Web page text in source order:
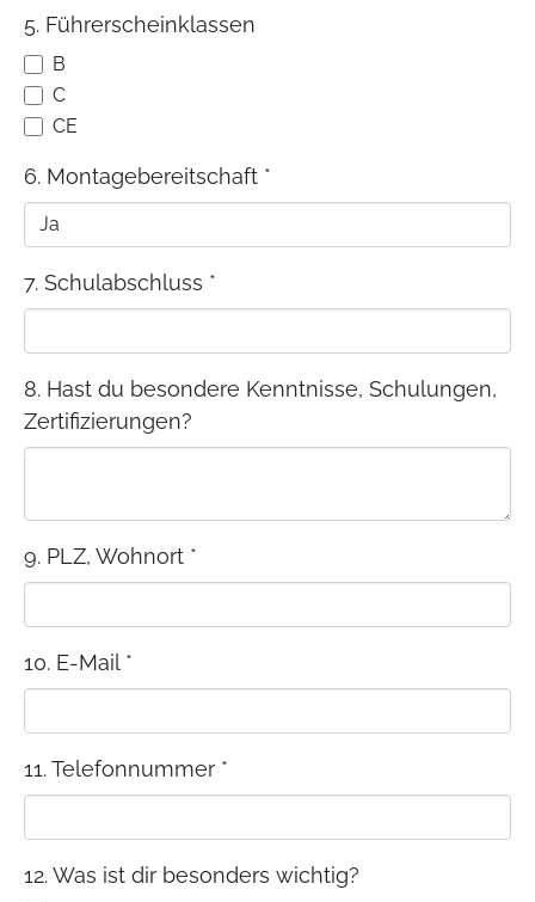
5. Führerscheinklassen
B
C
CE
6. Montagebereitschaft *
7. Schulabschluss *
8. Hast du besondere Kenntnisse, Schulungen,
Zertifizierungen?
9. PLZ, Wohnort *
10. E-Mail *
11. Telefonnummer *
12. Was ist dir besonders wichtig?